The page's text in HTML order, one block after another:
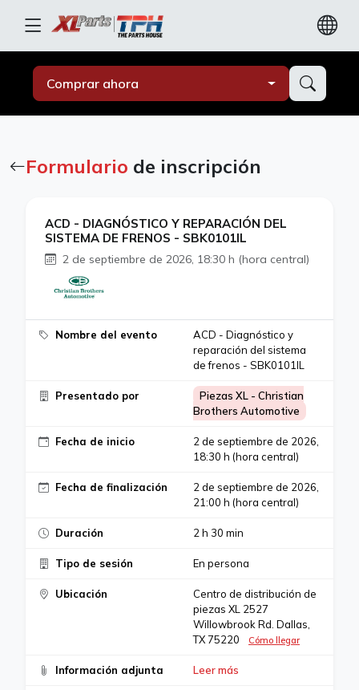
Comprar ahora
Formulario de inscripción
ACD - DIAGNÓSTICO Y REPARACIÓN DEL
SISTEMA DE FRENOS - SBK0101IL
2 de septiembre de 2026, 18:30 h (hora central)
Nombre del evento
ACD - Diagnóstico y
reparación del sistema
de frenos - SBK0101IL
Presentado por
Piezas XL - Christian
Brothers Automotive
Fecha de inicio
2 de septiembre de 2026,
18:30 h (hora central)
Fecha de finalización
2 de septiembre de 2026,
21:00 h (hora central)
Duración 2 h 30 min
Tipo de sesión En persona
Ubicación
Centro de distribución de
piezas XL 2527
Willowbrook Rd. Dallas,
TX 75220
Cómo llegar
Información adjunta Leer más